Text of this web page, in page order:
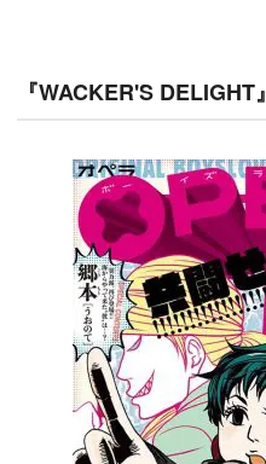
『WACKER'S DELIGHT』